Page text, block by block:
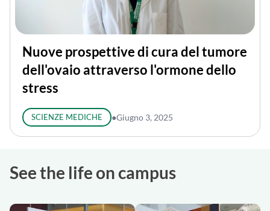
Nuove prospettive di cura del tumore
dell'ovaio attraverso l'ormone dello
stress
SCIENZE MEDICHE ●Giugno 3, 2025
See the life on campus